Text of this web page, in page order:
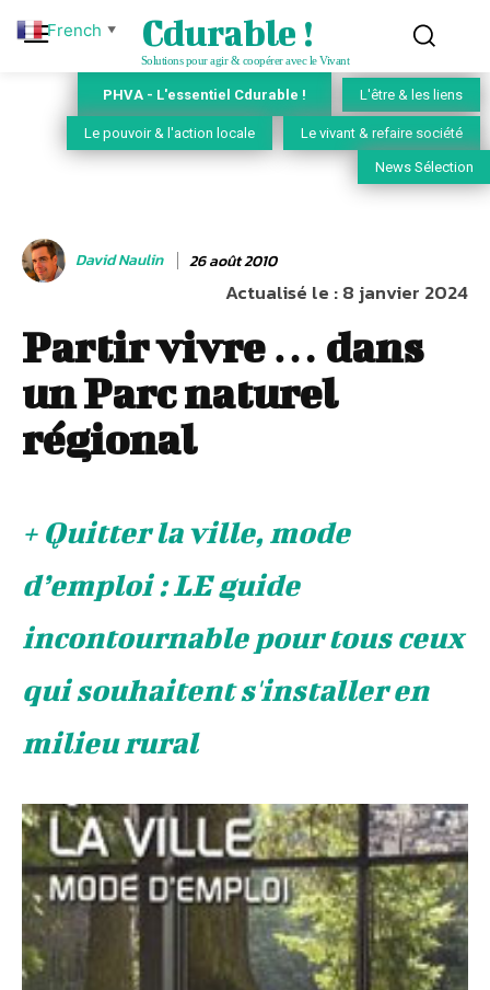
Cdurable !
Solutions pour agir & coopérer avec le Vivant
PHVA - L'essentiel Cdurable ! L'être & les liens
Le pouvoir & l'action locale Le vivant & refaire société
News Sélection
David Naulin 26 août 2010
Actualisé le :8 janvier 2024
Partir vivre … dans
un Parc naturel
régional
+ Quitter la ville, mode
d’emploi : LE guide
incontournable pour tous ceux
qui souhaitent s'installer en
milieu rural
French ▼